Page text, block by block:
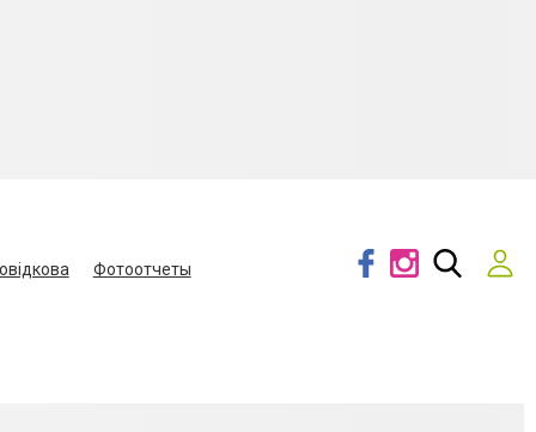
Фотоотчеты